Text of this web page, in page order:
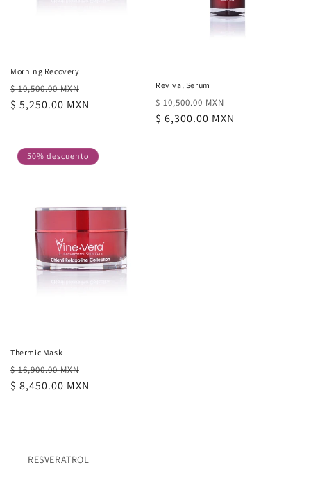
Morning Recovery
Precio
habitual
$ 10,500.00 MXN
de
$ 5,250.00 MXN
Revival Serum
Precio
habitual
$ 10,500.00 MXN
de
$ 6,300.00 MXN
50% descuento
Thermic Mask
Precio
habitual
$ 16,900.00 MXN
de
$ 8,450.00 MXN
RESVERATROL